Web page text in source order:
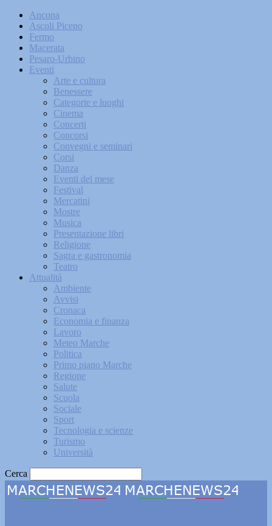
Ancona
Ascoli Piceno
Fermo
Macerata
Pesaro-Urbino
Eventi
Arte e cultura
Benessere
Categorie e luoghi
Cinema
Concerti
Concorsi
Convegni e seminari
Corsi
Danza
Eventi del mese
Festival
Mercatini
Mostre
Musica
Presentazione libri
Religione
Sagra e gastronomia
Teatro
Attualità
Ambiente
Avvisi
Cronaca
Economia e finanza
Lavoro
Meteo Marche
Politica
Primo piano Marche
Regione
Salute
Scuola
Sociale
Sport
Tecnologia e scienze
Turismo
Università
Cerca